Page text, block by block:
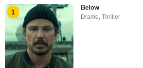
1
Below
Drame ,Thriller